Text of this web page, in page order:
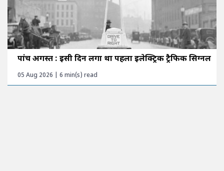
पांच अगस्त : इसी दिन लगा था पहला इलेक्ट्रिक ट्रैफिक सिग्नल
05 Aug 2026 | 6 min(s) read